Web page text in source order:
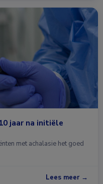
jaar na initiële
met achalasie het goed
Lees meer →